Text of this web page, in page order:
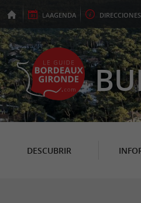
LAAGENDA DIRECCIONES
DESCUBRIR